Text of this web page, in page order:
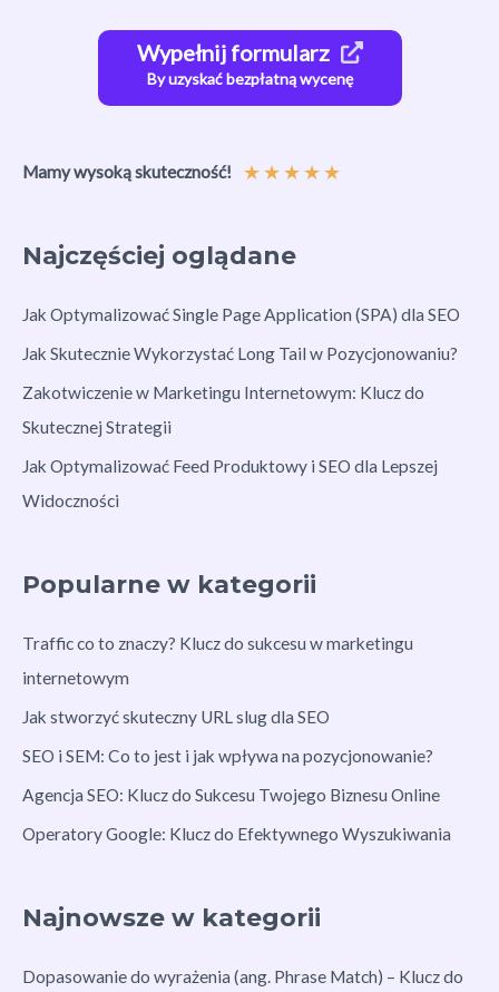
Wypełnij formularz
By uzyskać bezpłatną wycenę
Mamy wysoką skuteczność! ★★★★★
Najczęściej oglądane
Jak Optymalizować Single Page Application (SPA) dla SEO
Jak Skutecznie Wykorzystać Long Tail w Pozycjonowaniu?
Zakotwiczenie w Marketingu Internetowym: Klucz do
Skutecznej Strategii
Jak Optymalizować Feed Produktowy i SEO dla Lepszej
Widoczności
Popularne w kategorii
Traffic co to znaczy? Klucz do sukcesu w marketingu
internetowym
Jak stworzyć skuteczny URL slug dla SEO
SEO i SEM: Co to jest i jak wpływa na pozycjonowanie?
Agencja SEO: Klucz do Sukcesu Twojego Biznesu Online
Operatory Google: Klucz do Efektywnego Wyszukiwania
Najnowsze w kategorii
Dopasowanie do wyrażenia (ang. Phrase Match) – Klucz do